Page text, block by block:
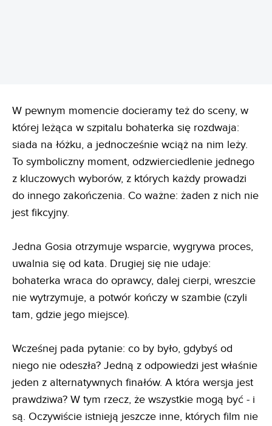
W pewnym momencie docieramy też do sceny, w
której leżąca w szpitalu bohaterka się rozdwaja:
siada na łóżku, a jednocześnie wciąż na nim leży.
To symboliczny moment, odzwierciedlenie jednego
z kluczowych wyborów, z których każdy prowadzi
do innego zakończenia. Co ważne: żaden z nich nie
jest fikcyjny.
Jedna Gosia otrzymuje wsparcie, wygrywa proces,
uwalnia się od kata. Drugiej się nie udaje:
bohaterka wraca do oprawcy, dalej cierpi, wreszcie
nie wytrzymuje, a potwór kończy w szambie (czyli
tam, gdzie jego miejsce).
Wcześnej pada pytanie: co by było, gdybyś od
niego nie odeszła? Jedną z odpowiedzi jest właśnie
jeden z alternatywnych finałów. A która wersja jest
prawdziwa? W tym rzecz, że wszystkie mogą być - i
są. Oczywiście istnieją jeszcze inne, których film nie